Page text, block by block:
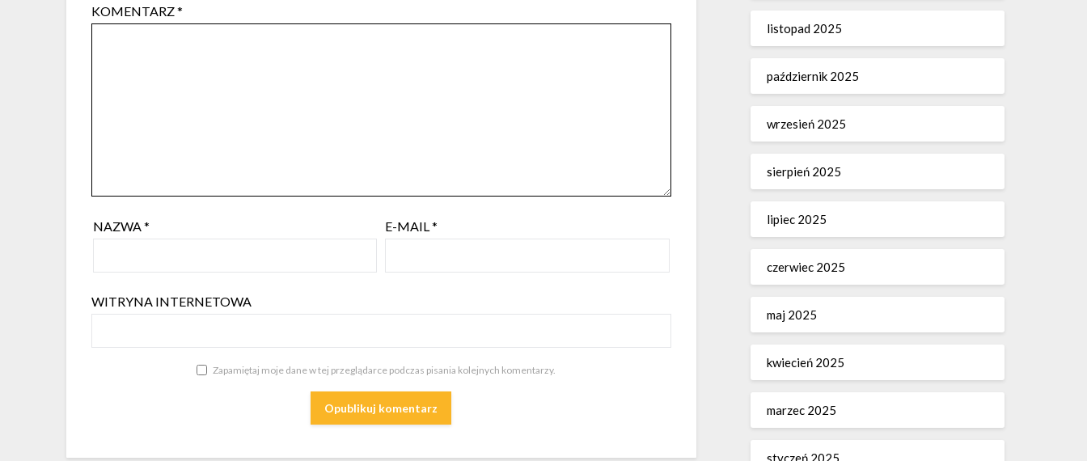
KOMENTARZ*
NAZWA* E-MAIL*
WITRYNA INTERNETOWA
Zapamiętaj moje dane w tej przeglądarce podczas pisania kolejnych komentarzy.
listopad 2025
październik 2025
wrzesień 2025
sierpień 2025
lipiec 2025
czerwiec 2025
maj 2025
kwiecień 2025
marzec 2025
styczeń 2025